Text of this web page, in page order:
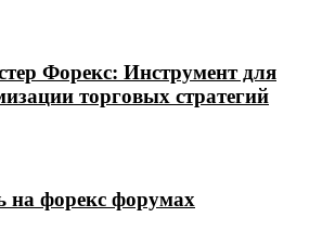
Форекс: Инструмент для
торговых стратегий
на форекс форумах